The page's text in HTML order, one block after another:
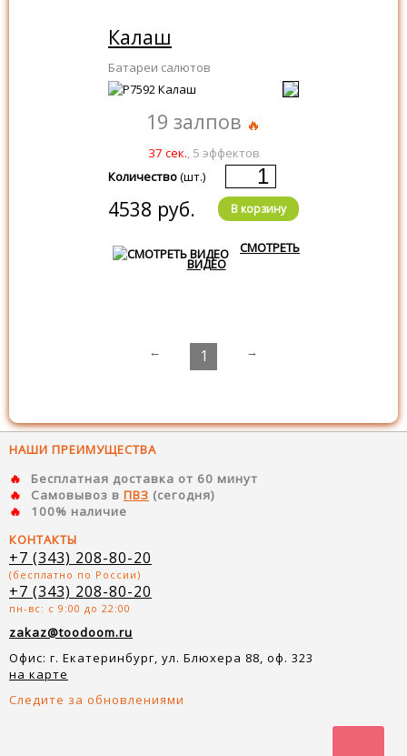
Калаш
Батареи салютов
19 залпов
37 сек., 5 эффектов
Количество(шт.)
4538 руб. В корзину
СМОТРЕТЬ
ВИДЕО
← 1 →
НАШИ ПРЕИМУЩЕСТВА
Бесплатная доставка от 60 минут
Самовывоз в ПВЗ (сегодня)
100% наличие
КОНТАКТЫ
+7 (343) 208-80-20
(бесплатно по России)
+7 (343) 208-80-20
пн-вс: с 9:00 до 22:00
zakaz@toodoom.ru
Офис: г. Екатеринбург, ул. Блюхера 88, оф. 323
на карте
Следите за обновлениями